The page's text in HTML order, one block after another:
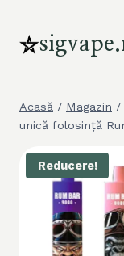
conținut
Acasă / Magazin /
unică folosință
Reducere!